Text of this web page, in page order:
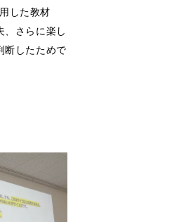
した教材
、さらに楽し
断したためで